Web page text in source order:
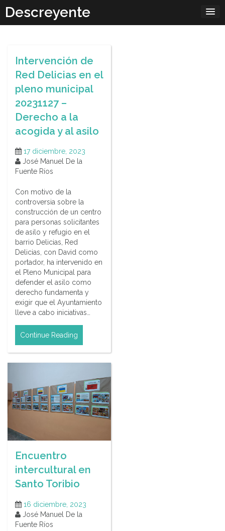
content
Descreyente
Intervención de
Red Delicias en el
pleno municipal
20231127 –
Derecho a la
acogida y al asilo
17 diciembre, 2023
José Manuel De la
Fuente Ríos
Con motivo de la
controversia sobre la
construcción de un centro
para personas solicitantes
de asilo y refugio en el
barrio Delicias, Red
Delicias, con David como
portador, ha intervenido en
el Pleno Municipal para
defender el asilo como
derecho fundamenta y
exigir que el Ayuntamiento
lleve a cabo iniciativas…
Continue Reading
Encuentro
intercultural en
Santo Toribio
16 diciembre, 2023
José Manuel De la
Fuente Ríos